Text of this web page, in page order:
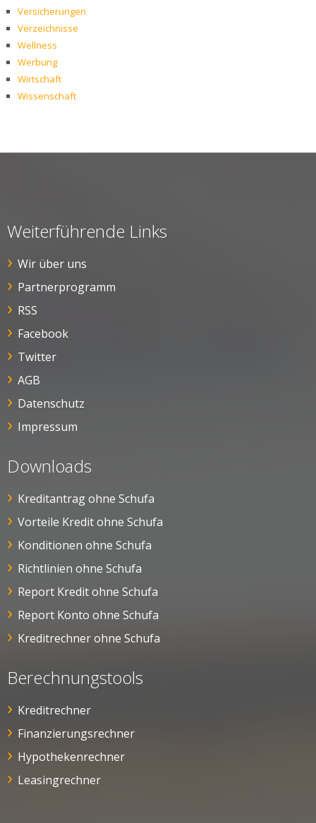
Versicherungen
Verzeichnisse
Wellness
Werbung
Wirtschaft
Wissenschaft
Weiterführende Links
Wir über uns
Partnerprogramm
RSS
Facebook
Twitter
AGB
Datenschutz
Impressum
Downloads
Kreditantrag ohne Schufa
Vorteile Kredit ohne Schufa
Konditionen ohne Schufa
Richtlinien ohne Schufa
Report Kredit ohne Schufa
Report Konto ohne Schufa
Kreditrechner ohne Schufa
Berechnungstools
Kreditrechner
Finanzierungsrechner
Hypothekenrechner
Leasingrechner